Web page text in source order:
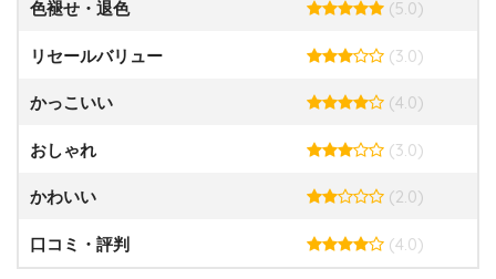
色褪せ・退色 (5.0)
リセールバリュー (3.0)
かっこいい (4.0)
おしゃれ (3.0)
かわいい (2.0)
口コミ・評判 (4.0)